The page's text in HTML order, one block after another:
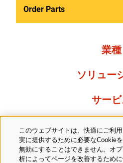
Order Parts
業種
ソリュー
サー
当社に
このウェブサイトは、快適にご利
実に提供するために必要なCookie
無効にすることはできません。オ
析によってページを改善するため